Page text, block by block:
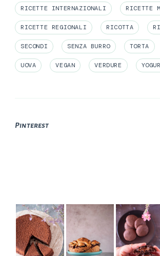
RICETTE INTERNAZIONALI RICETTE
RICETTE REGIONALI RICOTTA
SECONDI SENZA BURRO TORTA
UOVA VEGAN VERDURE
Pinterest